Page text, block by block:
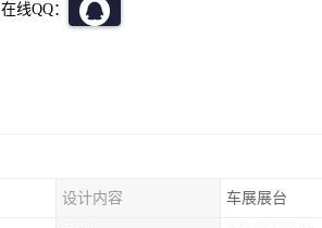
在线QQ：
设计内容 车展展台